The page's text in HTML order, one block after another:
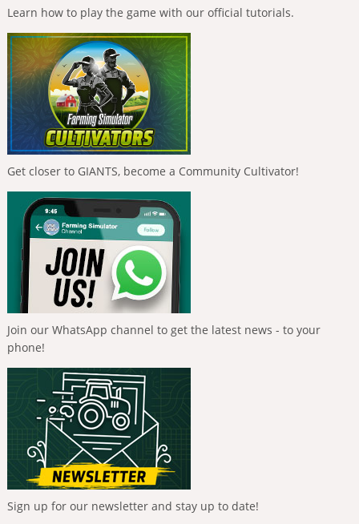
Learn how to play the game with our official tutorials.
Get closer to GIANTS, become a Community Cultivator!
Join our WhatsApp channel to get the latest news - to your
phone!
Sign up for our newsletter and stay up to date!